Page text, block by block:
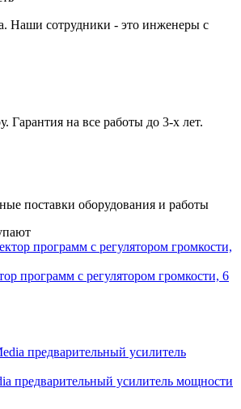
Наши сотрудники - это инженеры с
Гарантия на все работы до 3-х лет.
поставки оборудования и работы
программ с регулятором громкости, 6
предварительный усилитель мощности